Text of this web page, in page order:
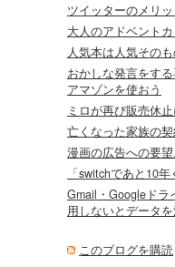
ツイッターのメリッ
大人のアドベント
人気本は人気その
おかしな発言をす
アマゾンを使おう
ミロが再び販売休
亡くなった家族の
漫画の広告への要
「switchであと10
Gmail・Googleドラ
用しないとデータ
このブログを購読